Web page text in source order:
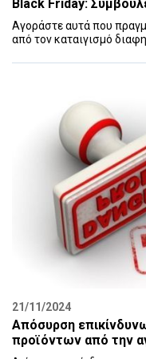
Black Friday:
Αγοράστε αυτά που
από τον καταιγισμό
21/11/2024
Απόσυρση
προϊόντων από την